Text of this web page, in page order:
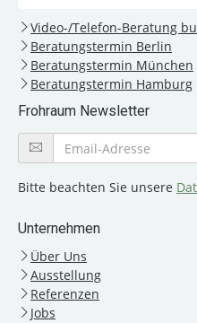
Video-/Telefon-Beratung
Beratungstermin Berlin
Beratungstermin München
Beratungstermin Hamburg
Frohraum Newsletter
Bitte beachten Sie unsere
Unternehmen
Über Uns
Ausstellung
Referenzen
Jobs